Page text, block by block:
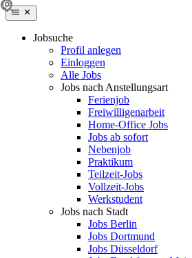
Jobsuche
Profil anlegen
Einloggen
Alle Jobs
Jobs nach Anstellungsart
Ferienjob
Freiwilligenarbeit
Home-Office Jobs
Jobs ab sofort
Nebenjob
Praktikum
Teilzeit-Jobs
Vollzeit-Jobs
Werkstudent
Jobs nach Stadt
Jobs Berlin
Jobs Dortmund
Jobs Düsseldorf